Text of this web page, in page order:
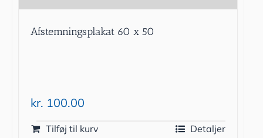
Afstemningsplakat 60 x 50
kr. 100.00
Tilføj til kurv Detaljer